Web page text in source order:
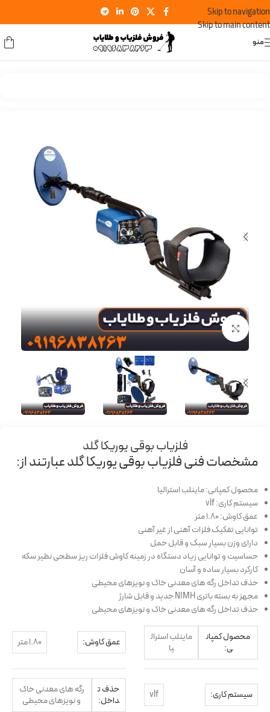
Skip to navigation
Skip to main content
منو
برای بزرگنمایی کلیک کنید
فلزیاب بوقی یوریکا گلد
مشخصات فنی فلزیاب بوقی یوریکا گلد عبارتند از:
محصول کمپانی: ماینلب استرالیا
سیستم کاری: vlf
عمق کاوش: 1.80 متر
توانایی تفکیک فلزات آهنی از غیر آهنی
دارای وزن بسیار سبک و قابل حمل
حساسیت و توانایی زیاد دستگاه در زمینه کاوش فلزات ریز سطحی نظیر سکه
کارکرد بسیار ساده و آسان
حذف تداخل رگه های معدنی خاک و نویزهای محیطی
مجهز به بسته باتری NIMH جدید و قابل شارژ
حذف تداخل رگه های معدنی خاک و نویزهای محیطی
محصول کمپان
ی:
ماینلب استرال
یا
عمق کاوش: 1.80 متر
سیستم کاری: vlf
حذف ت
داخل:
رگه های معدنی خاک
و نویزهای محیطی